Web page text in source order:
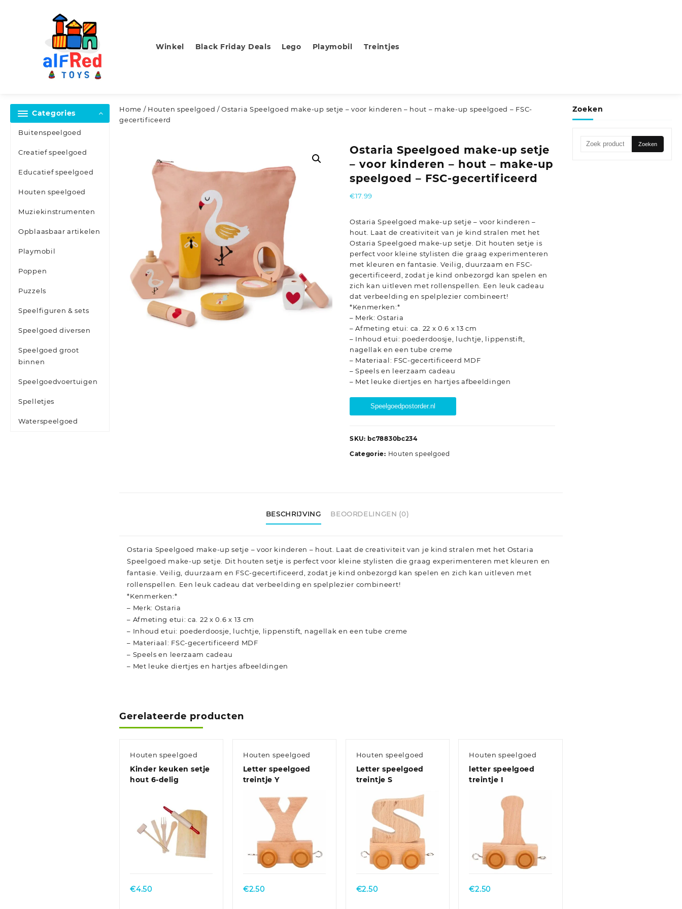
Winkel Black Friday Deals Lego Playmobil Treintjes
Categories
Buitenspeelgoed
Creatief speelgoed
Educatief speelgoed
Houten speelgoed
Muziekinstrumenten
Opblaasbaar artikelen
Playmobil
Poppen
Puzzels
Speelfiguren & sets
Speelgoed diversen
Speelgoed groot
binnen
Speelgoedvoertuigen
Spelletjes
Waterspeelgoed
Home / Houten speelgoed / Ostaria Speelgoed make-up setje – voor kinderen – hout – make-up speelgoed – FSC-
gecertificeerd
Ostaria Speelgoed make-up setje
– voor kinderen – hout – make-up
speelgoed – FSC-gecertificeerd
€17.99
Ostaria Speelgoed make-up setje – voor kinderen –
hout. Laat de creativiteit van je kind stralen met het
Ostaria Speelgoed make-up setje. Dit houten setje is
perfect voor kleine stylisten die graag experimenteren
met kleuren en fantasie. Veilig, duurzaam en FSC-
gecertificeerd, zodat je kind onbezorgd kan spelen en
zich kan uitleven met rollenspellen. Een leuk cadeau
dat verbeelding en spelplezier combineert!
*Kenmerken:*
– Merk: Ostaria
– Afmeting etui: ca. 22 x 0.6 x 13 cm
– Inhoud etui: poederdoosje, luchtje, lippenstift,
nagellak en een tube creme
– Materiaal: FSC-gecertificeerd MDF
– Speels en leerzaam cadeau
– Met leuke diertjes en hartjes afbeeldingen
Speelgoedpostorder.nl
SKU: bc78830bc234
Categorie: Houten speelgoed
BESCHRIJVING BEOORDELINGEN (0)
Ostaria Speelgoed make-up setje – voor kinderen – hout. Laat de creativiteit van je kind stralen met het Ostaria
Speelgoed make-up setje. Dit houten setje is perfect voor kleine stylisten die graag experimenteren met kleuren en
fantasie. Veilig, duurzaam en FSC-gecertificeerd, zodat je kind onbezorgd kan spelen en zich kan uitleven met
rollenspellen. Een leuk cadeau dat verbeelding en spelplezier combineert!
*Kenmerken:*
– Merk: Ostaria
– Afmeting etui: ca. 22 x 0.6 x 13 cm
– Inhoud etui: poederdoosje, luchtje, lippenstift, nagellak en een tube creme
– Materiaal: FSC-gecertificeerd MDF
– Speels en leerzaam cadeau
– Met leuke diertjes en hartjes afbeeldingen
Gerelateerde producten
Houten speelgoed
Kinder keuken setje
hout 6-delig
€4.50
Houten speelgoed
Letter speelgoed
treintje Y
€2.50
Houten speelgoed
Letter speelgoed
treintje S
€2.50
Houten speelgoed
letter speelgoed
treintje I
€2.50
Zoeken
Zoeken
Zoeken